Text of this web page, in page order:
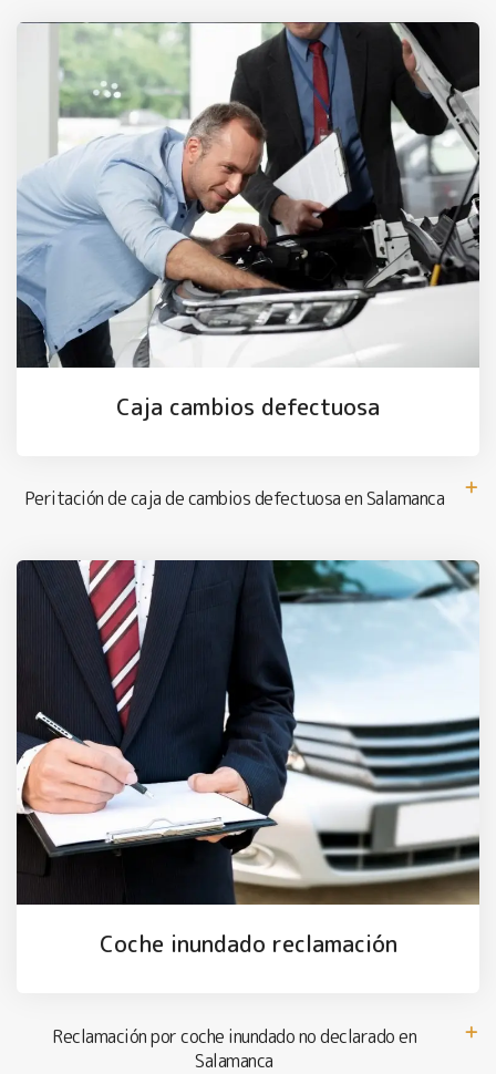
Caja cambios defectuosa
Peritación de caja de cambios defectuosa en Salamanca
Coche inundado reclamación
Reclamación por coche inundado no declarado en
Salamanca